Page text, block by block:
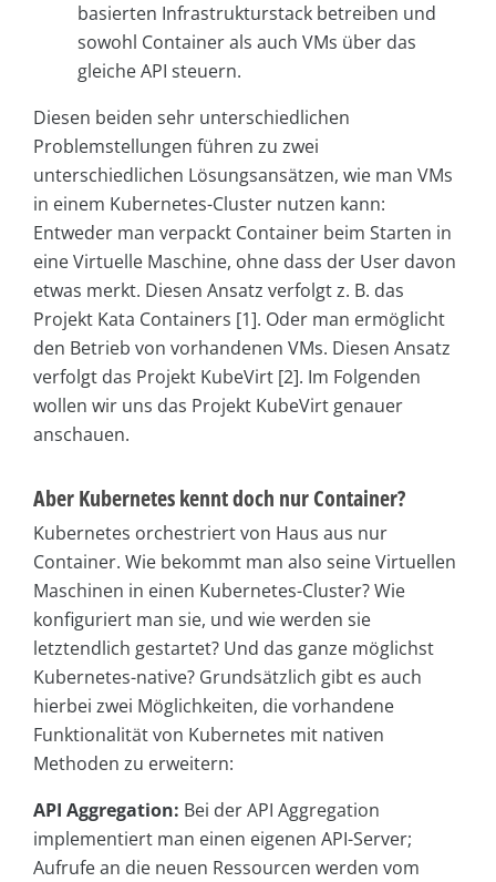
basierten Infrastrukturstack betreiben und
sowohl Container als auch VMs über das
gleiche API steuern.
Diesen beiden sehr unterschiedlichen
Problemstellungen führen zu zwei
unterschiedlichen Lösungsansätzen, wie man VMs
in einem Kubernetes-Cluster nutzen kann:
Entweder man verpackt Container beim Starten in
eine Virtuelle Maschine, ohne dass der User davon
etwas merkt. Diesen Ansatz verfolgt z. B. das
Projekt Kata Containers [1]. Oder man ermöglicht
den Betrieb von vorhandenen VMs. Diesen Ansatz
verfolgt das Projekt KubeVirt [2]. Im Folgenden
wollen wir uns das Projekt KubeVirt genauer
anschauen.
Aber Kubernetes kennt doch nur Container?
Kubernetes orchestriert von Haus aus nur
Container. Wie bekommt man also seine Virtuellen
Maschinen in einen Kubernetes-Cluster? Wie
konfiguriert man sie, und wie werden sie
letztendlich gestartet? Und das ganze möglichst
Kubernetes-native? Grundsätzlich gibt es auch
hierbei zwei Möglichkeiten, die vorhandene
Funktionalität von Kubernetes mit nativen
Methoden zu erweitern:
API Aggregation: Bei der API Aggregation
implementiert man einen eigenen API-Server;
Aufrufe an die neuen Ressourcen werden vom